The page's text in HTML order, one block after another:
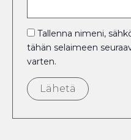
Tallenna nimeni,
tähän selaimeen
varten.